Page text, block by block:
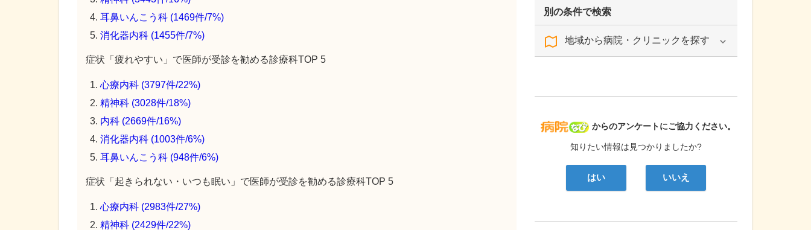
耳鼻いんこう科 (1469件/7%)
消化器内科 (1455件/7%)
症状「疲れやすい」で医師が受診を勧める診療科TOP 5
心療内科 (3797件/22%)
精神科 (3028件/18%)
内科 (2669件/16%)
消化器内科 (1003件/6%)
耳鼻いんこう科 (948件/6%)
症状「起きられない・いつも眠い」で医師が受診を勧める診療科TOP 5
心療内科 (2983件/27%)
精神科 (2429件/22%)
別の条件で検索
地域から病院・クリニックを探す
病院なび
からのアンケートにご協力ください。
知りたい情報は見つかりましたか?
はい いいえ